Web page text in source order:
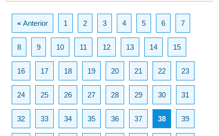
«Anterior 1 2 3 4 5 6 7
8 9 10 11 12 13 14 15
16 17 18 19 20 21 22 23
24 25 26 27 28 29 30 31
32 33 34 35 36 37 38 39